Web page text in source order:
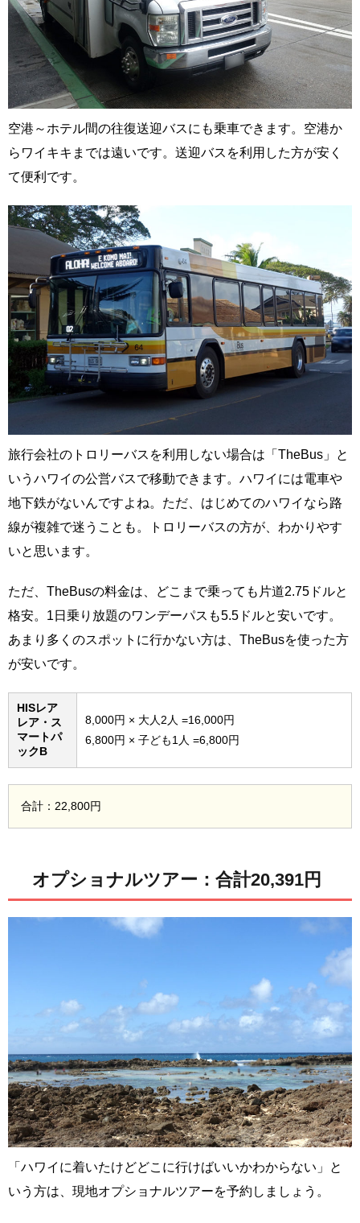
空港～ホテル間の往復送迎バスにも乗車できます。空港か
らワイキキまでは遠いです。送迎バスを利用した方が安く
て便利です。
旅行会社のトロリーバスを利用しない場合は「TheBus」と
いうハワイの公営バスで移動できます。ハワイには電車や
地下鉄がないんですよね。ただ、はじめてのハワイなら路
線が複雑で迷うことも。トロリーバスの方が、わかりやす
いと思います。
ただ、TheBusの料金は、どこまで乗っても片道2.75ドルと
格安。1日乗り放題のワンデーパスも5.5ドルと安いです。
あまり多くのスポットに行かない方は、TheBusを使った方
が安いです。
HISレア
レア・ス
マートパ
ックB
8,000円 × 大人2人 =16,000円
6,800円 × 子ども1人 =6,800円
合計：22,800円
オプショナルツアー：合計20,391円
「ハワイに着いたけどどこに行けばいいかわからない」と
いう方は、現地オプショナルツアーを予約しましょう。